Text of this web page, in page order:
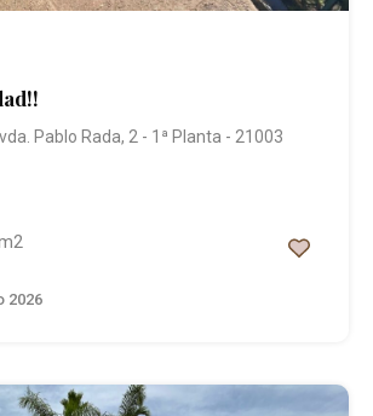
Pablo Rada, 2 - 1ª Planta - 21003
2026